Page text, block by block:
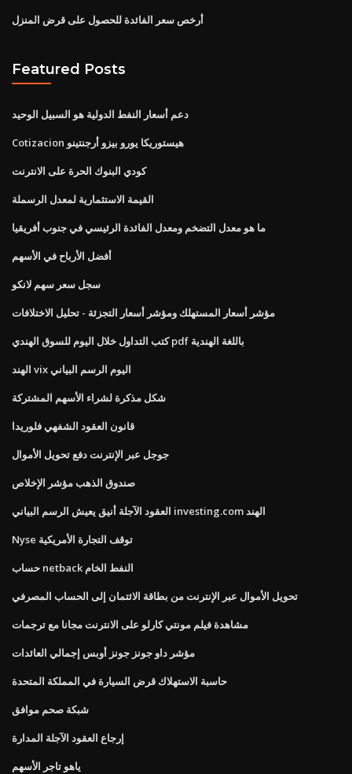
أرخص سعر الفائدة للحصول على قرض المنزل
Featured Posts
دعم أسعار النفط الدولية هو السبيل الوحيد
Cotizacion هيستوريكا يورو بيزو أرجنتينو
كودي البنوك الحرة على الانترنت
القيمة الاستثمارية لمعدل الرسملة
ما هو معدل التضخم ومعدل الفائدة الرئيسي في جنوب أفريقيا
أفضل الأرباح في الأسهم
سجل سعر سهم لانكو
مؤشر أسعار المستهلك ومؤشر أسعار التجزئة - تحليل الاختلافات
كتب التداول خلال اليوم للسوق الهندي pdf باللغة الهندية
الهند vix اليوم الرسم البياني
شكل مذكرة لشراء الأسهم المشتركة
قانون العقود الشفهي فلوريدا
جوجل عبر الإنترنت دفع تحويل الأموال
صندوق الذهب مؤشر الإخلاص
العقود الآجلة أنيق يعيش الرسم البياني investing.com الهند
Nyse توقف التجارة الأمريكية
حساب netback النفط الخام
تحويل الأموال عبر الإنترنت من بطاقة الائتمان إلى الحساب المصرفي
مشاهدة فيلم مونتي كارلو على الانترنت مجانا مع ترجمات
مؤشر داو جونز جونز أوبس إجمالي العائدات
حاسبة الاستهلاك قرض السيارة في المملكة المتحدة
شبكة صحم موافق
إرجاع العقود الآجلة المدارة
ياهو تاجر الأسهم